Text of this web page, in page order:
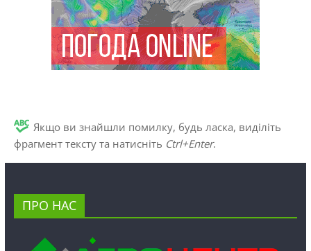
Якщо ви знайшли помилку, будь ласка, виділіть
фрагмент тексту та натисніть Ctrl+Enter.
ПРО НАС